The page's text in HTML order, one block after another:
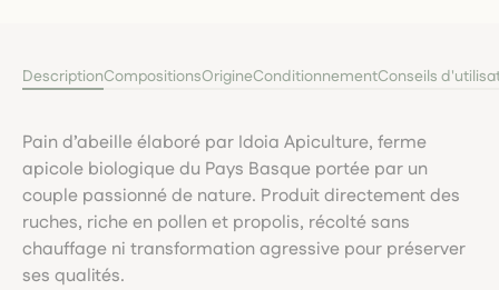
DescriptionCompositionsOrigineConditionnementConseils
Pain d’abeille élaboré par Idoia Apiculture, ferme
apicole biologique du Pays Basque portée par un
couple passionné de nature. Produit directement des
ruches, riche en pollen et propolis, récolté sans
chauffage ni transformation agressive pour préserver
ses qualités.